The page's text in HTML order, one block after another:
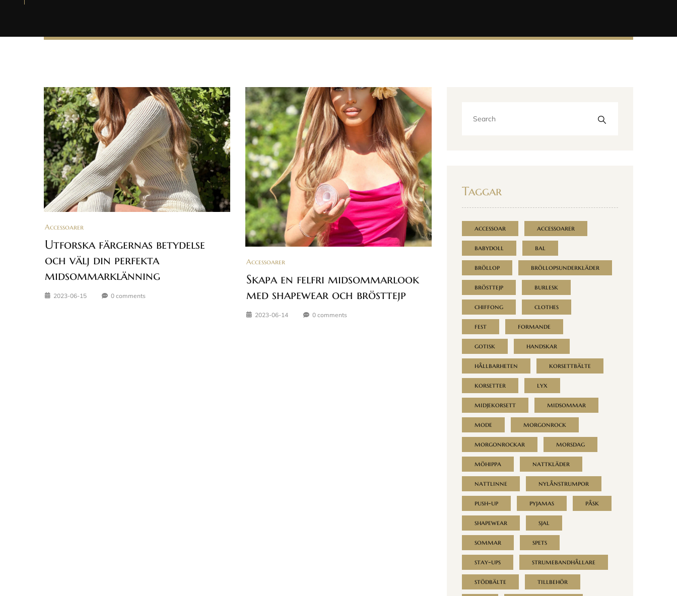
Accessoarer
Utforska färgernas betydelse
och välj din perfekta
midsommarklänning
2023-06-15 0 comments
Accessoarer
Skapa en felfri midsommarlook
med shapewear och brösttejp
2023-06-14 0 comments
Taggar
accessoar accessoarer
babydoll bal
bröllop bröllopsunderkläder
brösttejp burlesk
chiffong clothes
fest formande
gotisk handskar
hållbarheten korsettbälte
korsetter lyx
midjekorsett midsommar
mode morgonrock
morgonrockar morsdag
möhippa nattkläder
nattlinne nylånstrumpor
push-up pyjamas påsk
shapewear sjal
sommar spets
stay-ups strumebandhållare
stödbälte tillbehör